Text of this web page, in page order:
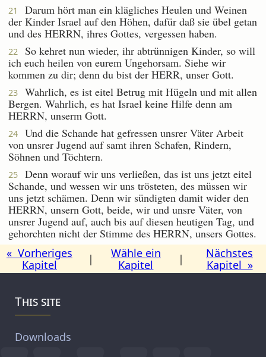
21
Darum hört man ein klägliches Heulen und Weinen
der Kinder Israel auf den Höhen, dafür daß sie übel getan
und des HERRN, ihres Gottes, vergessen haben.
22
So kehret nun wieder, ihr abtrünnigen Kinder, so will
ich euch heilen von eurem Ungehorsam. Siehe wir
kommen zu dir; denn du bist der HERR, unser Gott.
23
Wahrlich, es ist eitel Betrug mit Hügeln und mit allen
Bergen. Wahrlich, es hat Israel keine Hilfe denn am
HERRN, unserm Gott.
24
Und die Schande hat gefressen unsrer Väter Arbeit
von unsrer Jugend auf samt ihren Schafen, Rindern,
Söhnen und Töchtern.
25
Denn worauf wir uns verließen, das ist uns jetzt eitel
Schande, und wessen wir uns trösteten, des müssen wir
uns jetzt schämen. Denn wir sündigten damit wider den
HERRN, unsern Gott, beide, wir und unsre Väter, von
unsrer Jugend auf, auch bis auf diesen heutigen Tag, und
gehorchten nicht der Stimme des HERRN, unsers Gottes.
« Vorheriges
Kapitel
|
Wähle ein
Kapitel
|
Nächstes
Kapitel »
This site
Downloads